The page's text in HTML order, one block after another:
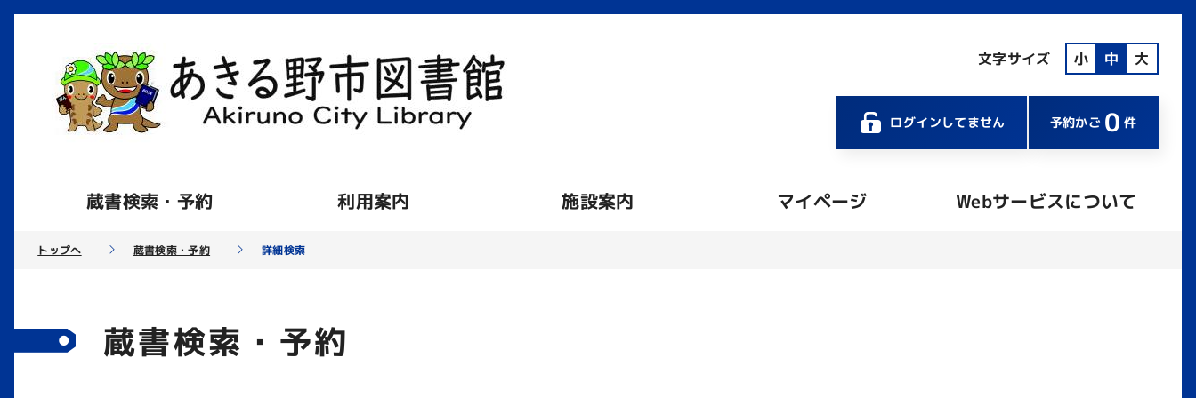
文字サイズ 小 中 大
ログインしてません 予約かご 0 件
蔵書検索・予約 利用案内 施設案内 マイページ Webサービスについて
トップへ 蔵書検索・予約 詳細検索
蔵書検索・予約